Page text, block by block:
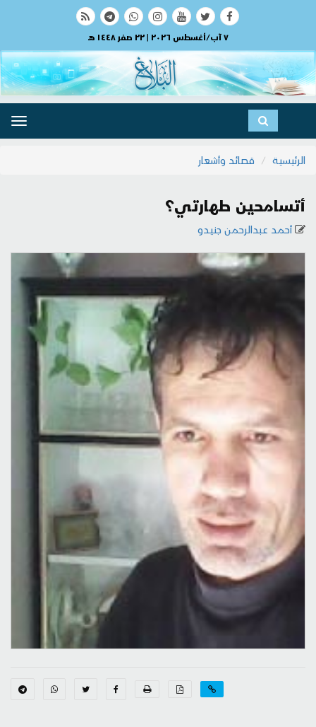
٧ آب/أغسطس ٢٠٢٦ | ٢٢ صفر ١٤٤٨ هـ
الرئيسية
قصائد وأشعار
أتسامحين طهارتي؟
أحمد عبدالرحمن جنيدو